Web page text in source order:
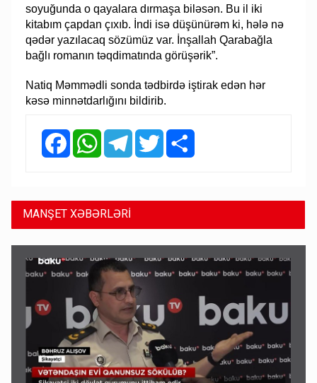
soyuğunda o qayalara dırmaşa biləsən. Bu il iki
kitabım çapdan çıxıb. İndi isə düşünürəm ki, hələ nə
qədər yazılacaq sözümüz var. İnşallah Qarabağla
bağlı romanın təqdimatında görüşərik”.
Natiq Məmmədli sonda tədbirdə iştirak edən hər
kəsə minnətdarlığını bildirib.
FacebookWhatsAppTelegramTwitter
MANŞET XƏBƏRLƏRİ